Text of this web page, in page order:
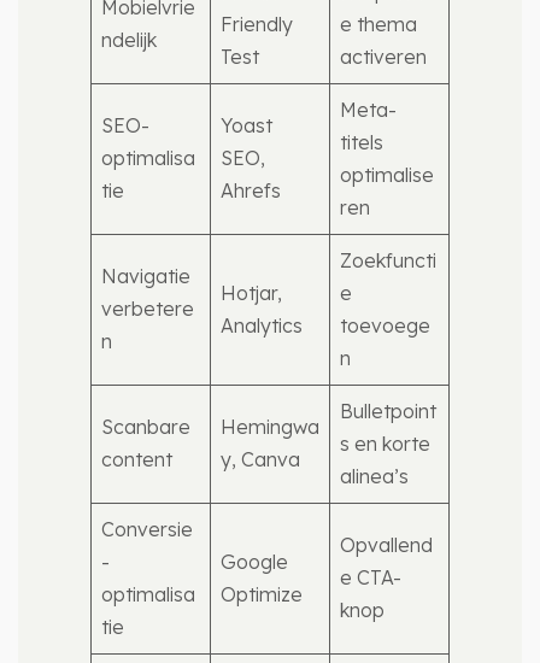
Mobielvrie
ndelijk
Friendly
Test
e thema
activeren
SEO-
optimalisa
tie
Yoast
SEO,
Ahrefs
Meta-
titels
optimalise
ren
Navigatie
verbetere
n
Hotjar,
Analytics
Zoekfuncti
e
toevoege
n
Scanbare
content
Hemingwa
y, Canva
Bulletpoint
s en korte
alinea’s
Conversie
-
optimalisa
tie
Google
Optimize
Opvallend
e CTA-
knop